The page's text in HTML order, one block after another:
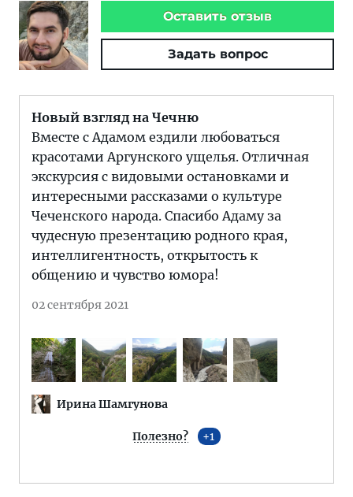
Оставить отзыв
Задать вопрос
Новый взгляд на Чечню
Вместе с Адамом ездили любоваться
красотами Аргунского ущелья. Отличная
экскурсия с видовыми остановками и
интересными рассказами о культуре
Чеченского народа. Спасибо Адаму за
чудесную презентацию родного края,
интеллигентность, открытость к
общению и чувство юмора!
02 сентября 2021
Ирина Шамгунова
Полезно? 1